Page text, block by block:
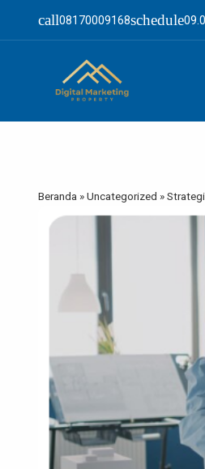
call08170009168schedule
Beranda »Uncategorized »